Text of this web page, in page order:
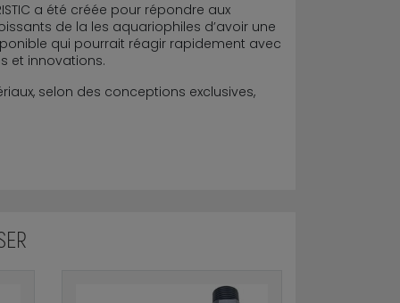
a été créée pour répondre aux
de la les aquariophiles d’avoir une
qui pourrait réagir rapidement avec
et innovations.
selon des conceptions exclusives,